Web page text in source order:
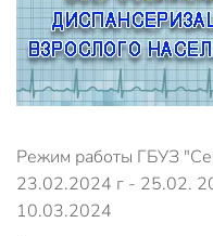
Режим работы ГБУЗ
23.02.2024 г - 25.02.
10.03.2024